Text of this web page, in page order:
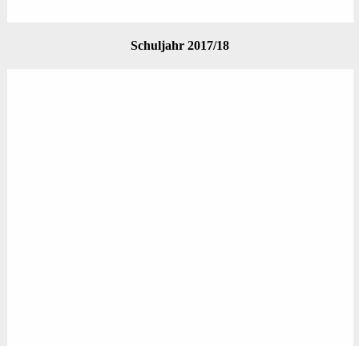
Schuljahr 2017/18